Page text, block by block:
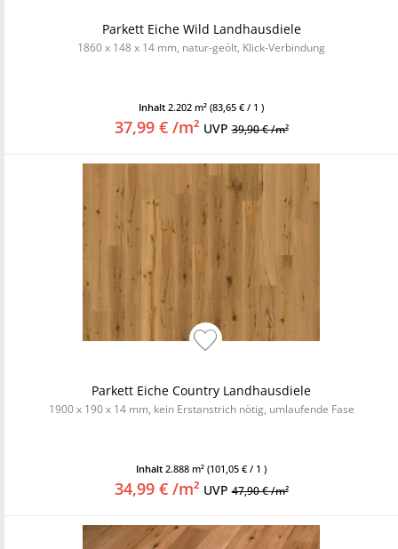
Parkett Eiche Wild Landhausdiele
1860 x 148 x 14 mm, natur-geölt, Klick-Verbindung
Inhalt 2.202 m² (83,65 € / 1 )
37,99 € /m² UVP39,90 € /m²
Parkett Eiche Country Landhausdiele
1900 x 190 x 14 mm, kein Erstanstrich nötig, umlaufende Fase
Inhalt 2.888 m² (101,05 € / 1 )
34,99 € /m² UVP47,90 € /m²